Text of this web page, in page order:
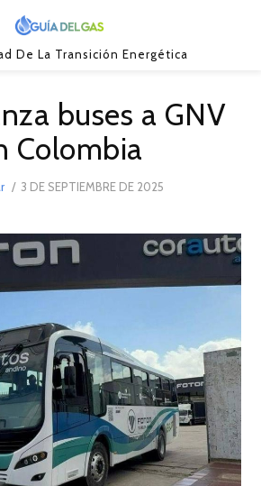
De La Transición Energética
buses a GNV
Colombia
POSTED
3 DE SEPTIEMBRE DE 2025
DE
2025